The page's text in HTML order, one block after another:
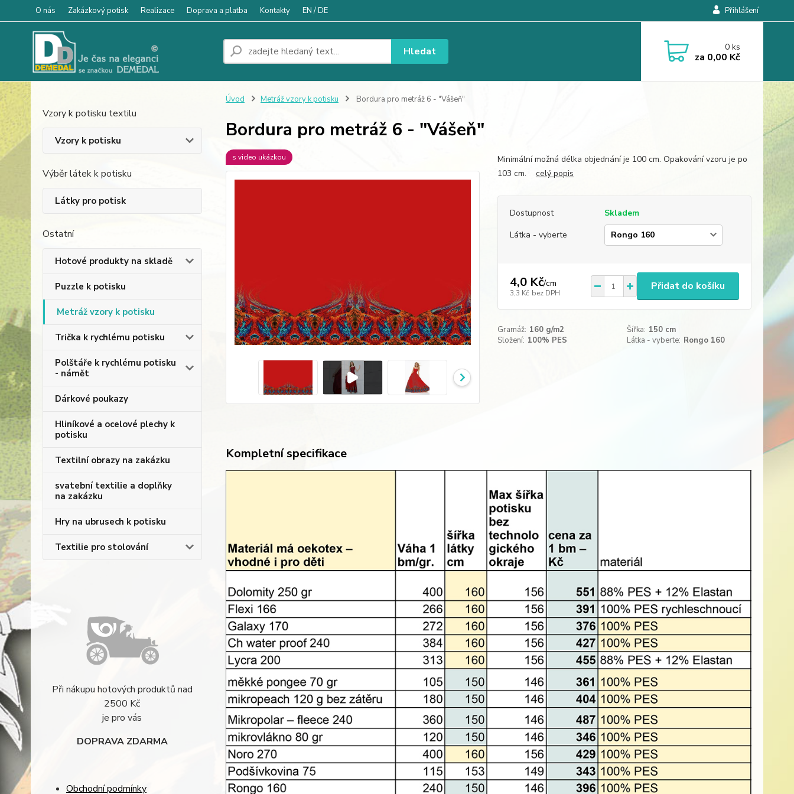
O nás Zakázkový potisk Realizace Doprava a platba Kontakty EN / DE Přihlášení
Hledat 0ks
za 0,00 Kč
Vzory k potisku textilu
Vzory k potisku
Výběr látek k potisku
Látky pro potisk
Ostatní
Hotové produkty na skladě
Puzzle k potisku
Metráž vzory k potisku
Trička k rychlému potisku
Polštáře k rychlému potisku
- námět
Dárkové poukazy
Hliníkové a ocelové plechy k
potisku
Textilní obrazy na zakázku
svatební textilie a doplňky
na zakázku
Hry na ubrusech k potisku
Textilie pro stolování
Při nákupu hotových produktů nad
2500 Kč
je pro vás
DOPRAVA ZDARMA
Obchodní podmínky
Úvod Metráž vzory k potisku Bordura pro metráž 6 - "Vášeň"
Bordura pro metráž 6 - "Vášeň"
s video ukázkou
Minimální možná délka objednání je 100 cm. Opakování vzoru je po
103 cm. celý popis
Dostupnost
Skladem
Látka - vyberte
4,0 Kč/cm
3,3 Kč bez DPH
Přidat do košíku
Gramáž: 160 g/m2 Šířka: 150 cm
Složení: 100% PES Látka - vyberte: Rongo 160
Kompletní specifikace